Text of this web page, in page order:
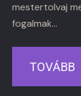
mestertolvaj
fogalmak…
TOVÁBB